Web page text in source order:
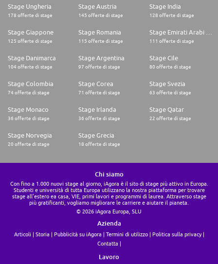
Stage Ungheria
178 offerte di stage
Stage Austria
145 offerte di stage
Stage India
128 offerte di stage
Stage Giappone
125 offerte di stage
Stage Romania
115 offerte di stage 111 offerte di stage
Stage Danimarca
104 offerte di stage
Stage Argentina
97 offerte di stage
Stage Cile
80 offerte di stage
Stage Colombia
74 offerte di stage
Stage Corea
71 offerte di stage
Stage Svezia
63 offerte di stage
Stage Monaco
36 offerte di stage
Stage Irlanda
36 offerte di stage
Stage Qatar
22 offerte di stage
Stage Norvegia
20 offerte di stage
Stage Grecia
18 offerte di stage
Chi siamo
Con fino a 1.000 nuovi stage al giorno, iAgora è il sito di stage più attivo in Europa.
Studenti e università di tutta Europa utilizzano la nostra piattaforma per trovare
stage all'estero ea casa, VIE, primi lavori e programmi di laurea. Attraverso stage
più gratificanti, vogliamo migliorare le carriere e aiutare il pianeta.
© 2026 iAgora Europa, SLU
Azienda
Articoli Storia Pubblicità su iAgora Termini di utilizzo
Politica sulla privacy
Contatta
Lavoro